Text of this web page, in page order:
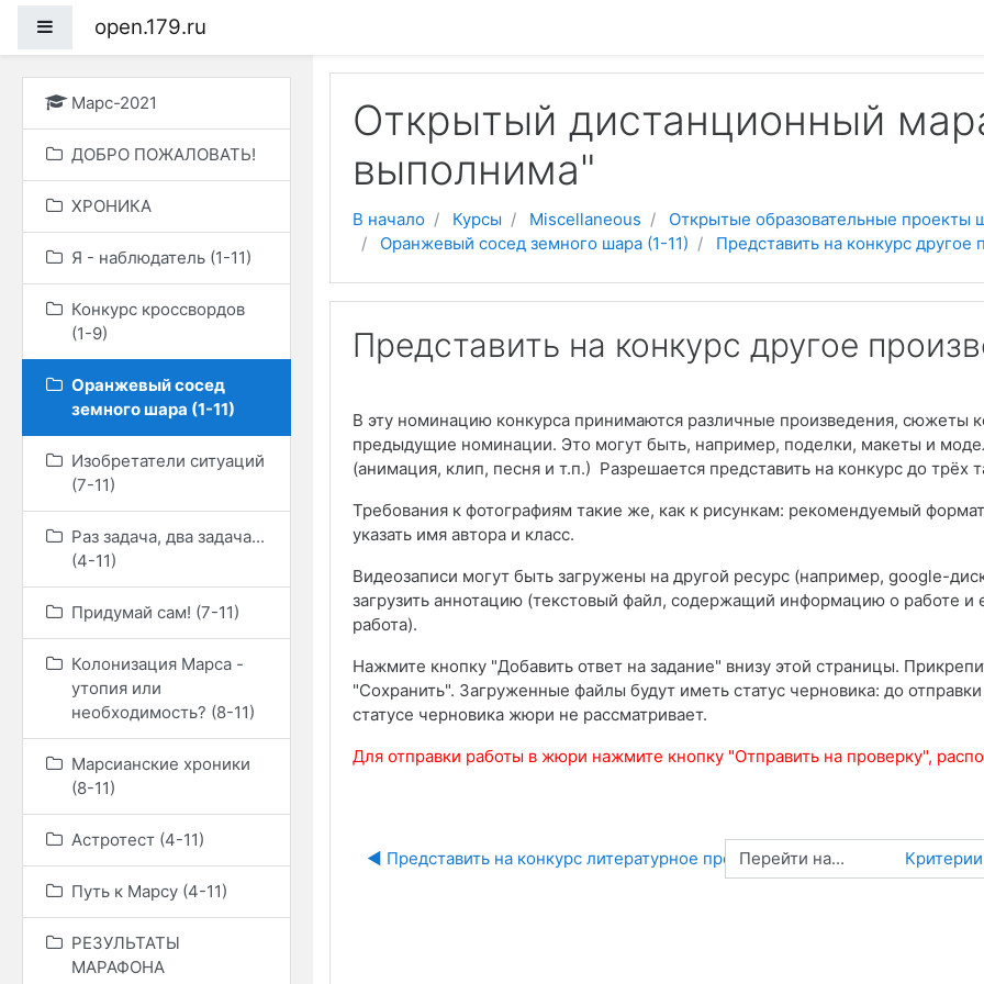
Боковая панель
open.179.ru
Открытый дистанционный
выполнима"
В начало Курсы Miscellaneous
Открытые образовательные
Оранжевый сосед земного шара (1-11)
Представить на конкурс другое
Представить на конкурс другое
В эту номинацию конкурса принимаются различные произведения, сюжеты
предыдущие номинации. Это могут быть, например, поделки, макеты и
(анимация, клип, песня и т.п.) Разрешается представить на конкурс до трёх
Требования к фотографиям такие же, как к рисункам: рекомендуемый
указать имя автора и класс.
Видеозаписи могут быть загружены на другой ресурс (например, google-
загрузить аннотацию (текстовый файл, содержащий информацию о работе
работа).
Нажмите кнопку "Добавить ответ на задание" внизу этой страницы.
"Сохранить". Загруженные файлы будут иметь статус черновика: до
статусе черновика жюри не рассматривает.
Для отправки работы в жюри нажмите кнопку "Отправить на проверку",
◀︎ Представить на конкурс литературное произведение
Перейти на...
Марс-2021
ДОБРО ПОЖАЛОВАТЬ!
ХРОНИКА
Я - наблюдатель (1-11)
Конкурс кроссвордов
(1-9)
Оранжевый сосед
земного шара (1-11)
Изобретатели ситуаций
(7-11)
Раз задача, два задача...
(4-11)
Придумай сам! (7-11)
Колонизация Марса -
утопия или
необходимость? (8-11)
Марсианские хроники
(8-11)
Астротест (4-11)
Путь к Марсу (4-11)
РЕЗУЛЬТАТЫ
МАРАФОНА